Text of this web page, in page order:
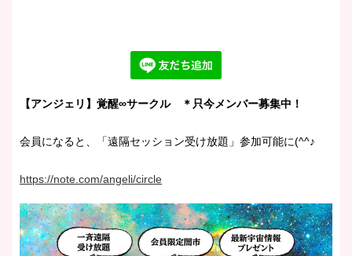
【アンジェリ】覚醒∞サークル ＊只今メンバー募集中！
会員になると、「遠隔セッション受け放題」参加可能に(^^♪
https://note.com/angeli/circle